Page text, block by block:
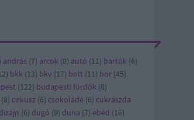
) andrás (7) arcok (8) autó (11) bartók (6)
) bkk (13) bkv (17) bolt (11) bor (45)
(122) budapesti fürdők (8)
(8) cirkusz (6) csokoládé (6) cukrászda
dizájn (6) dugó (9) duna (7) ebéd (16)